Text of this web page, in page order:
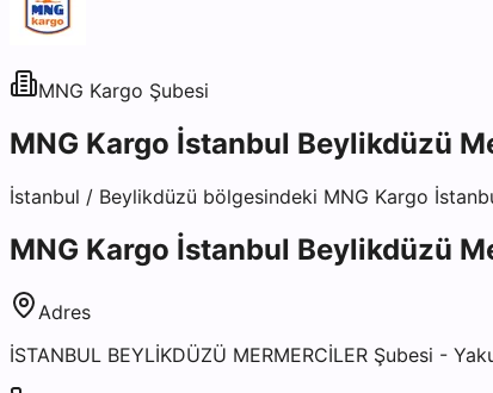
MNG Kargo Şubesi
MNG Kargo İstanbul Beylikdüzü
İstanbul / Beylikdüzü bölgesindeki MNG Kargo
MNG Kargo İstanbul Beylikdüzü
Adres
İSTANBUL BEYLİKDÜZÜ MERMERCİLER Şubesi -